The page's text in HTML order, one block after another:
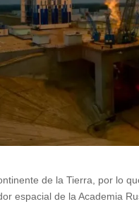
de la Tierra, por lo
espacial de la Academia